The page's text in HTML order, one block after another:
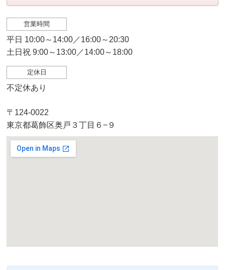
営業時間
平日 10:00～14:00／16:00～20:30
土日祝 9:00～13:00／14:00～18:00
定休日
不定休あり
〒124-0022
東京都葛飾区奥戸３丁目６−９